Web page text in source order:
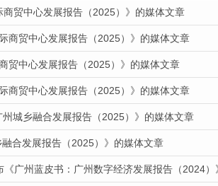
贸中心发展报告（2025）》的媒体文章
商贸中心发展报告（2025）》的媒体文章
贸中心发展报告（2025）》的媒体文章
商贸中心发展报告（2025）》的媒体文章
城乡融合发展报告（2025）》的媒体文章
合发展报告（2025）》的媒体文章
广州蓝皮书：广州数字经济发展报告（2024